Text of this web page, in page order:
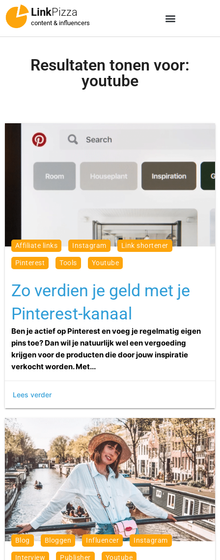
LinkPizza
content & influencers
Resultaten tonen voor:
youtube
affiliate links Instagram link shortener
pinterest tools youtube
Zo verdien je geld met je
Pinterest-kanaal
Ben je actief op Pinterest en voeg je regelmatig eigen
pins toe? Dan wil je natuurlijk wel een vergoeding
krijgen voor de producten die door jouw inspiratie
verkocht worden. Met...
Lees verder
blog bloggen influencer Instagram
interview publisher youtube